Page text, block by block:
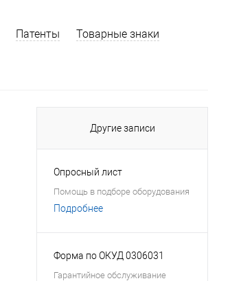
Патенты Товарные знаки
Другие записи
Опросный лист
Помощь в подборе оборудования
Подробнее
Форма по ОКУД 0306031
Гарантийное обслуживание